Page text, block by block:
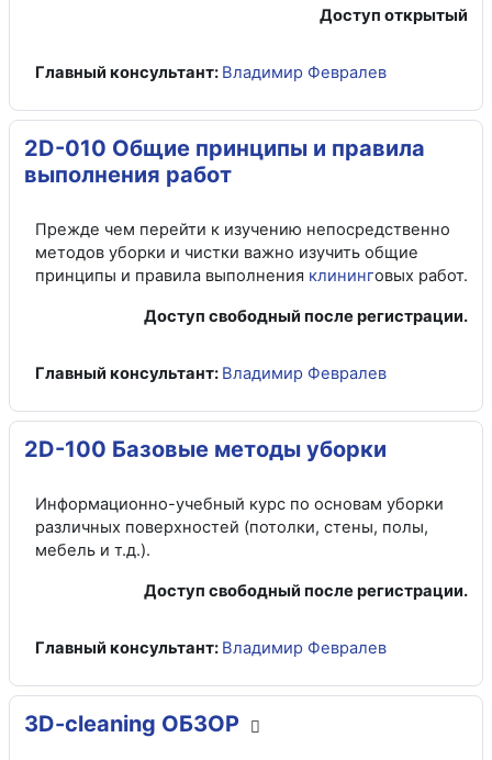
Доступ открытый
Главный консультант: Владимир Февралев
2D-010 Общие принципы и правила
выполнения работ
Прежде чем перейти к изучению непосредственно
методов уборки и чистки важно изучить общие
принципы и правила выполнения клининговых работ.
Доступ свободный после регистрации.
Главный консультант: Владимир Февралев
2D-100 Базовые методы уборки
Информационно-учебный курс по основам уборки
различных поверхностей (потолки, стены, полы,
мебель и т.д.).
Доступ свободный после регистрации.
Главный консультант: Владимир Февралев
3D-cleaning ОБЗОР